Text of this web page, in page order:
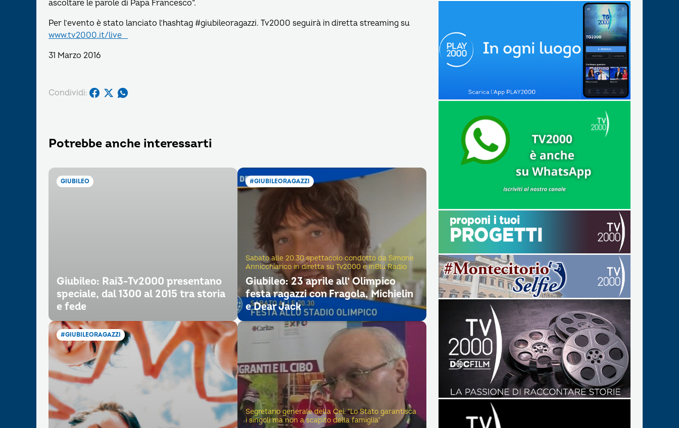
ascoltare le parole di Papa Francesco”.
Per l’evento è stato lanciato l’hashtag #giubileoragazzi. Tv2000 seguirà in diretta streaming su
www.tv2000.it/live
31 Marzo 2016
Condividi:
Potrebbe anche interessarti
GIUBILEO
Giubileo: Rai3-Tv2000 presentano
speciale, dal 1300 al 2015 tra storia
e fede
#GIUBILEORAGAZZI
Sabato alle 20.30 spettacolo condotto da Simone
Annicchiarico in diretta su Tv2000 e inBlu Radio
Giubileo: 23 aprile all’ Olimpico
festa ragazzi con Fragola, Michielin
e Dear Jack
#GIUBILEORAGAZZI
Segretario generale della Cei: “Lo Stato garantisca
i singoli ma non a scapito della famiglia”